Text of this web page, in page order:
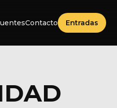
Contacto Entradas